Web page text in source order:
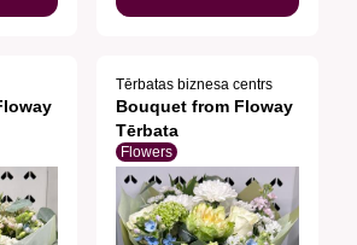
Tērbatas biznesa centrs
Bouquet from Floway
Tērbata
Flowers